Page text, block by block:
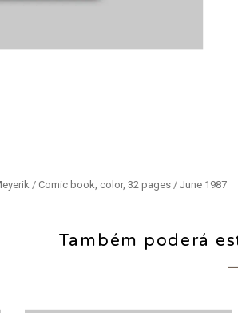
/ Comic book, color, 32 pages / June 1987
Também poderá